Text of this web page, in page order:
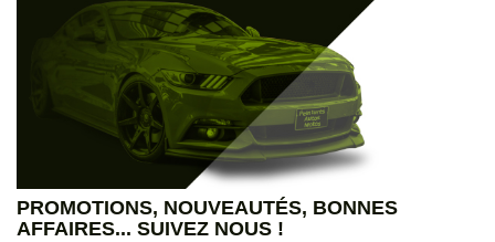
PROMOTIONS, NOUVEAUTÉS, BONNES
AFFAIRES... SUIVEZ NOUS !